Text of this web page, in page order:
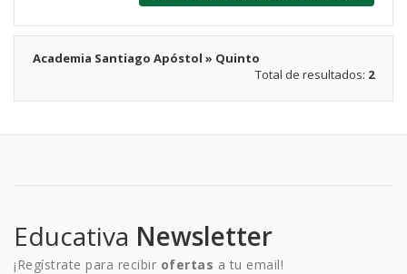
Academia Santiago Apóstol » Quinto
Total de resultados: 2
Educativa Newsletter
¡Regístrate para recibir ofertas a tu email!